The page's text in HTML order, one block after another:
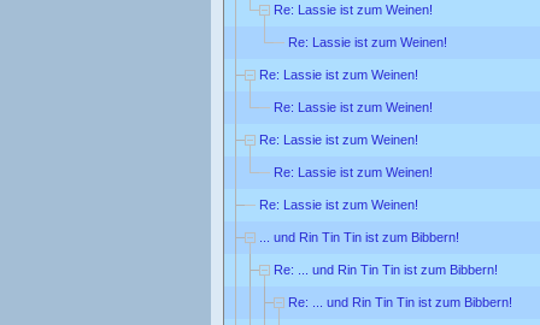
Re: Lassie ist zum Weinen!
Re: Lassie ist zum Weinen!
Re: Lassie ist zum Weinen!
Re: Lassie ist zum Weinen!
Re: Lassie ist zum Weinen!
Re: Lassie ist zum Weinen!
Re: Lassie ist zum Weinen!
... und Rin Tin Tin ist zum Bibbern!
Re: ... und Rin Tin Tin ist zum Bibbern!
Re: ... und Rin Tin Tin ist zum Bibbern!